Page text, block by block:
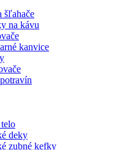
šľahače
na kávu
kanvice
deky
zubné kefky